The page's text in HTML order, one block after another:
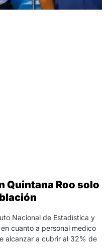
Quintana Roo solo
Nacional de Estadística y
cuanto a personal medico
alcanzar a cubrir al 32% de